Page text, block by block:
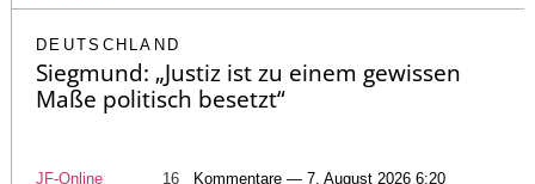
DEUTSCHLAND
Siegmund: „Justiz ist zu einem gewissen
Maße politisch besetzt“
JF-Online 16 Kommentare — 7. August 2026 6:20